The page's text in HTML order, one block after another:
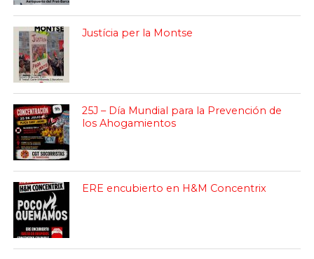
Justícia per la Montse
25J – Día Mundial para la Prevención de
los Ahogamientos
ERE encubierto en H&M Concentrix